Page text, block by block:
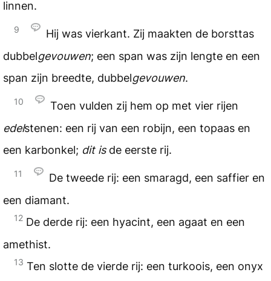
linnen.
9
Hij was vierkant. Zij maakten de borsttas
dubbelgevouwen; een span was zijn lengte en een
span zijn breedte, dubbelgevouwen.
10
Toen vulden zij hem op met vier rijen
edelstenen: een rij van een robijn, een topaas en
een karbonkel; dit isde eerste rij.
11
De tweede rij: een smaragd, een saffier en
een diamant.
12 De derde rij: een hyacint, een agaat en een
amethist.
13 Ten slotte de vierde rij: een turkoois, een onyx